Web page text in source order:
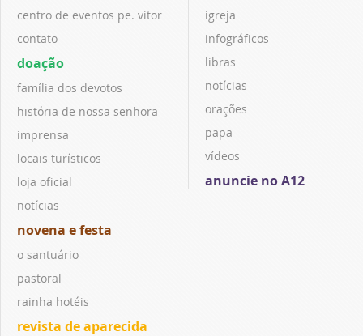
centro de eventos pe. vitor
contato
doação
família dos devotos
história de nossa senhora
imprensa
locais turísticos
loja oficial
notícias
novena e festa
o santuário
pastoral
rainha hotéis
revista de aparecida
igreja
infográficos
libras
notícias
orações
papa
vídeos
anuncie no A12